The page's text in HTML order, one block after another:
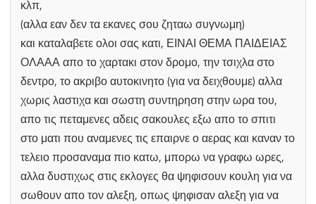
κλπ,
(αλλα εαν δεν τα εκανες σου ζηταω συγνωμη)
και καταλαβετε ολοι σας κατι, ΕΙΝΑΙ ΘΕΜΑ ΠΑΙΔΕΙΑΣ
ΟΛΑΑΑ απο το χαρτακι στον δρομο, την τσιχλα στο
δεντρο, το ακριβο αυτοκινητο (για να δειχθουμε) αλλα
χωρις λαστιχα και σωστη συντηρηση στην ωρα του,
απο τις πεταμενες αδεις σακουλες εξω απο το σπιτι
στο ματι που αναμενες τις επαιρνε ο αερας και καναν το
τελειο προσαναμα πιο κατω, μπορω να γραφω ωρες,
αλλα δυστιχως στις εκλογες θα ψηφισουν κουλη για να
σωθουν απο τον αλεξη, οπως ψηφισαν αλεξη για να